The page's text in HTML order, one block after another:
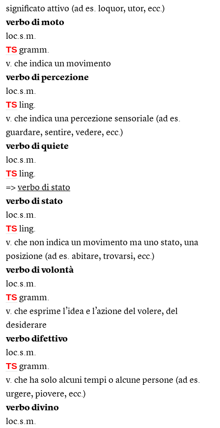
significato attivo (ad es. loquor, utor, ecc.)
verbo di moto
loc.s.m.
TS gramm.
v. che indica un movimento
verbo di percezione
loc.s.m.
TS ling.
v. che indica una percezione sensoriale (ad es.
guardare, sentire, vedere, ecc.)
verbo di quiete
loc.s.m.
TS ling.
=> verbo di stato
verbo di stato
loc.s.m.
TS ling.
v. che non indica un movimento ma uno stato, una
posizione (ad es. abitare, trovarsi, ecc.)
verbo di volontà
loc.s.m.
TS gramm.
v. che esprime l’idea e l’azione del volere, del
desiderare
verbo difettivo
loc.s.m.
TS gramm.
v. che ha solo alcuni tempi o alcune persone (ad es.
urgere, piovere, ecc.)
verbo divino
loc.s.m.